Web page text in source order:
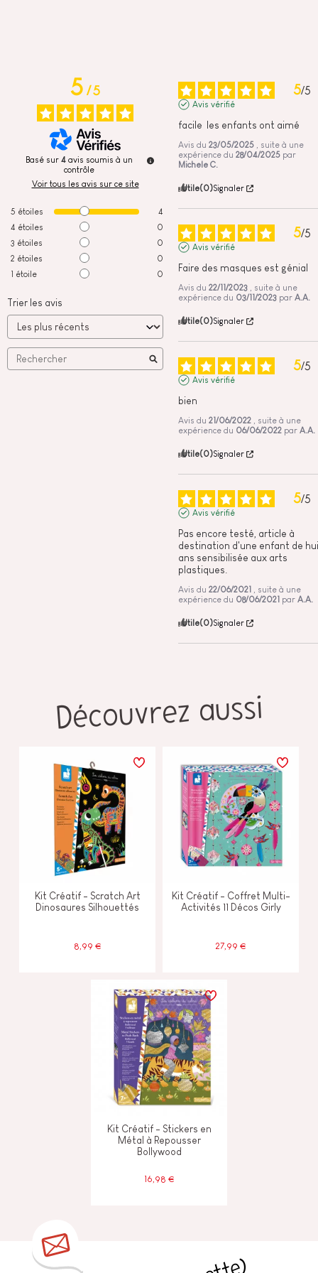
5/5
Basé sur 4 avis soumis à un
contrôle
Voir tous les avis sur ce site
5 étoiles
4
4 étoiles
0
3 étoiles
0
2 étoiles
0
1 étoile 0
Trier les avis
5/5
Avis vérifié
facile  les enfants ont aimé
Avis du 23/05/2025 , suite à une
expérience du 28/04/2025 par
Michele C.
Utile(0)Signaler
5/5
Avis vérifié
Faire des masques est génial
Avis du 22/11/2023 , suite à une
expérience du 03/11/2023 par A.A.
Utile(0)Signaler
5/5
Avis vérifié
bien
Avis du 21/06/2022 , suite à une
expérience du 06/06/2022 par A.A.
Utile(0)Signaler
5/5
Avis vérifié
Pas encore testé, article à
destination d'une enfant de
ans sensibilisée aux arts
plastiques.
Avis du 22/06/2021 , suite à une
expérience du 08/06/2021 par A.A.
Utile(0)Signaler
Découvrez aussi
Kit Créatif - Scratch Art
Dinosaures Silhouettés
8,99 €
Kit Créatif - Coffret Multi-
Activités 11 Décos Girly
27,99 €
Kit Créatif - Stickers en
Métal à Repousser
Bollywood
16,98 €